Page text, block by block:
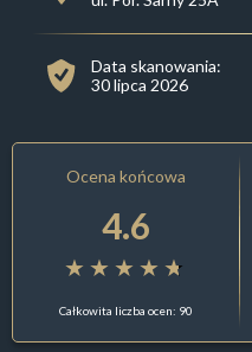
Data skanowania:
30 lipca 2026
Ocena końcowa
4.6
Całkowita liczba ocen: 90